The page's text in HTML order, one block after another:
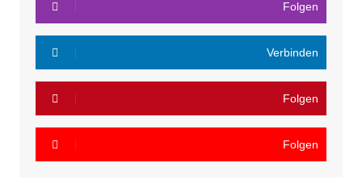
Folgen
Verbinden
Folgen
Folgen